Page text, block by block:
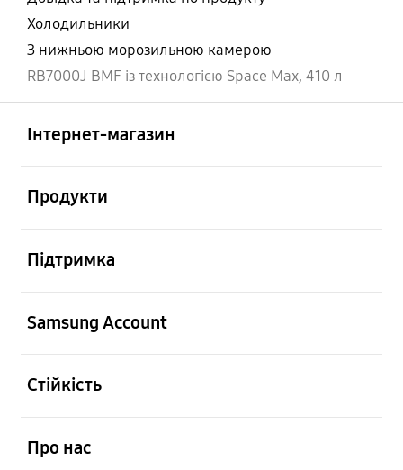
Холодильники
З нижньою морозильною камерою
RB7000J BMF із технологією Space Max, 410 л
Інтернет-магазин
Продукти
Підтримка
Samsung Account
Стійкість
Про нас